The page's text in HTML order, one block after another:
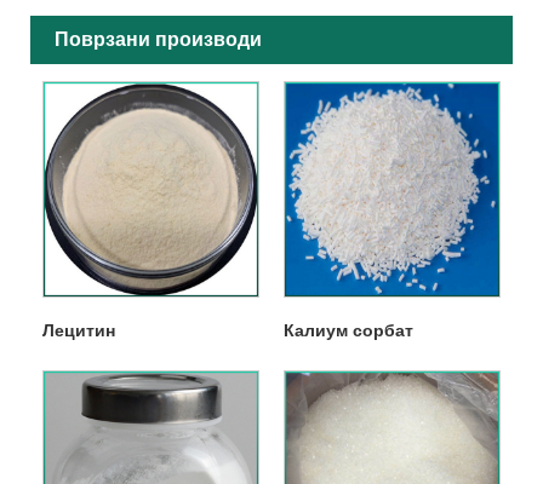
Поврзани производи
Лецитин Калиум сорбат